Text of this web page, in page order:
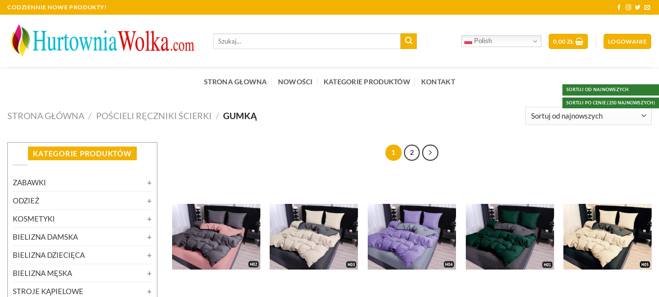
Skip
to
content
CODZIENNIE NOWE PRODUKTY!
Szukaj: Polish 0,00 ZŁ LOGOWANIE
STRONA GŁOWNA NOWOŚCI KATEGORIE PRODUKTÓW KONTAKT
STRONA GŁÓWNA / POŚCIELI RĘCZNIKI ŚCIERKI / GUMKĄ
KATEGORIE PRODUKTÓW
ZABAWKI
ODZIEŻ
KOSMETYKI
BIELIZNA DAMSKA
BIELIZNA DZIECIĘCA
BIELIZNA MĘSKA
STROJE KĄPIELOWE
1 2
SORTUJ OD NAJNOWSZYCH
SORTUJ PO CENIE (250 NAJNOWSZYCH)